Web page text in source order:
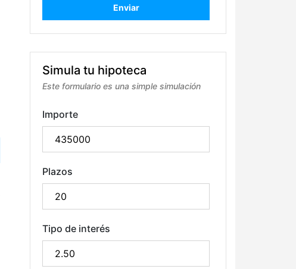
Enviar
Simula tu hipoteca
Este formulario es una simple simulación
Importe
Plazos
Tipo de interés